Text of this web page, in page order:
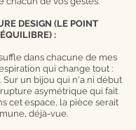
DESIGN (LE POINT
:
dans chacune de mes
qui change tout :
. Sur un bijou qui n'a ni début
asymétrique qui fait
cet espace, la pièce serait
déjà-vue.